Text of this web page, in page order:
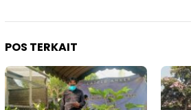
POS TERKAIT